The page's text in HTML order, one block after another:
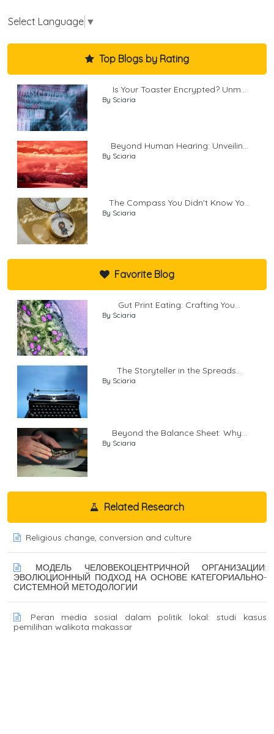
Select Language ▼
Top Blogs by Rating
Is Your Toaster Encrypted? Unm...
By Sciaria
Beyond Human Hearing: Unveilin...
By Sciaria
The Compass You Didn't Know Yo...
By Sciaria
Favorite Blog
Gut Print Eating: Crafting You...
By Sciaria
The Storyteller in the Spreads...
By Sciaria
Beyond the Balance Sheet: Why...
By Sciaria
Related Research
Religious change, conversion and culture
МОДЕЛЬ ЧЕЛОВЕКОЦЕНТРИЧНОЙ ОРГАНИЗАЦИИ:
ЭВОЛЮЦИОННЫЙ ПОДХОД НА ОСНОВЕ КАТЕГОРИАЛЬНО-
СИСТЕМНОЙ МЕТОДОЛОГИИ
Peran media sosial dalam politik lokal: studi kasus
pemilihan walikota makassar